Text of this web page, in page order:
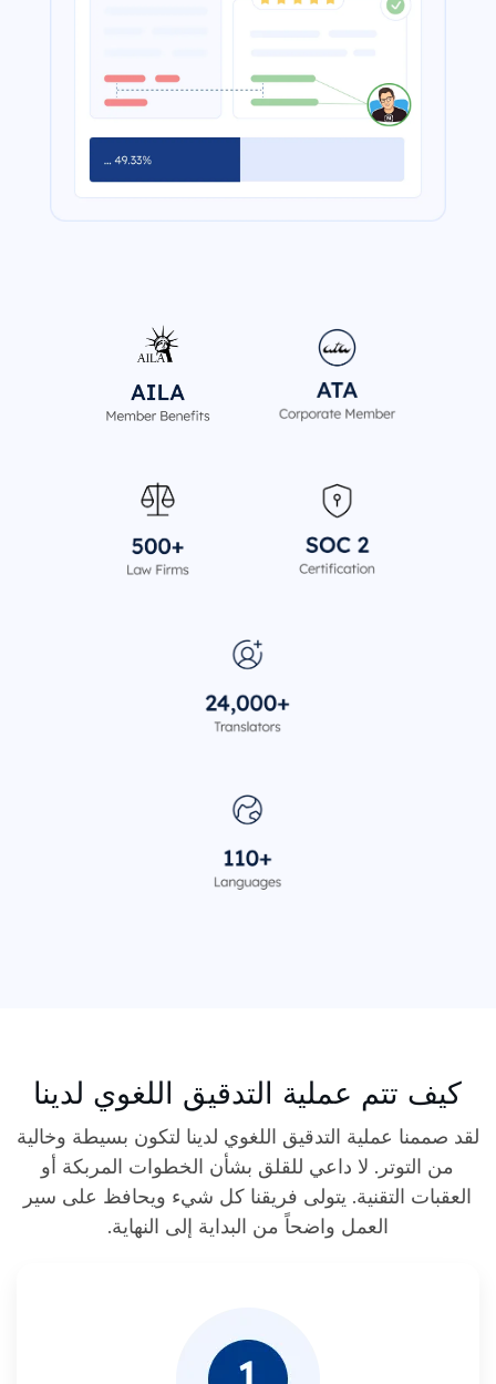
كيف تتم عملية التدقيق اللغوي لدينا
لقد صممنا عملية التدقيق اللغوي لدينا لتكون بسيطة وخالية
من التوتر. لا داعي للقلق بشأن الخطوات المربكة أو
العقبات التقنية. يتولى فريقنا كل شيء ويحافظ على سير
العمل واضحاً من البداية إلى النهاية.